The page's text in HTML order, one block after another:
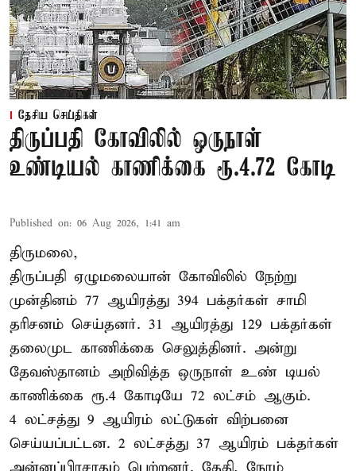
தேசிய செய்திகள்
திருப்பதி கோவிலில் ஒருநாள்
உண்டியல் காணிக்கை ரூ.4.72 கோடி
Published on: 06 Aug 2026, 1:41 am
திருமலை,
திருப்பதி ஏழுமலையான் கோவிலில் நேற்று
முன்தினம் 77 ஆயிரத்து 394 பக்தர்கள் சாமி
தரிசனம் செய்தனர். 31 ஆயிரத்து 129 பக்தர்கள்
தலைமுட காணிக்கை செலுத்தினர். அன்று
தேவஸ்தானம் அறிவித்த ஒருநாள் உண் டியல்
காணிக்கை ரூ.4 கோடியே 72 லட்சம் ஆகும்.
4 லட்சத்து 9 ஆயிரம் லட்டுகள் விற்பனை
செய்யப்பட்டன. 2 லட்சத்து 37 ஆயிரம் பக்தர்கள்